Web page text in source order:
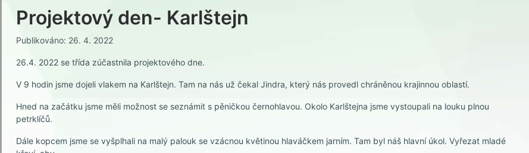
Projektový den- Karlštejn
Publikováno: 26. 4. 2022
26.4. 2022 se třída zúčastnila projektového dne.
V 9 hodin jsme dojeli vlakem na Karlštejn. Tam na nás už čekal Jindra, který nás provedl chráněnou krajinnou oblastí.
Hned na začátku jsme měli možnost se seznámit s pěničkou černohlavou. Okolo Karlštejna jsme vystoupali na louku plnou
petrklíčů.
Dále kopcem jsme se vyšplhali na malý palouk se vzácnou květinou hlaváčkem jarním. Tam byl náš hlavní úkol. Vyřezat mladé